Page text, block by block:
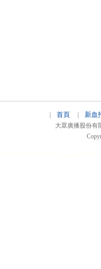
首頁 新血
大眾廣播股份有